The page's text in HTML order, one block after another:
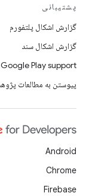
پشتیبانی
گزارش اشکال پلتفورم
گزارش اشکال سند
Google Play support
پیوستن به مطالعات
Android
Chrome
Firebase